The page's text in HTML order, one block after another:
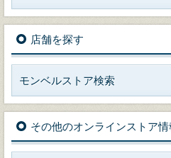
店舗を探す
モンベルストア検索
その他のオンラインストア情